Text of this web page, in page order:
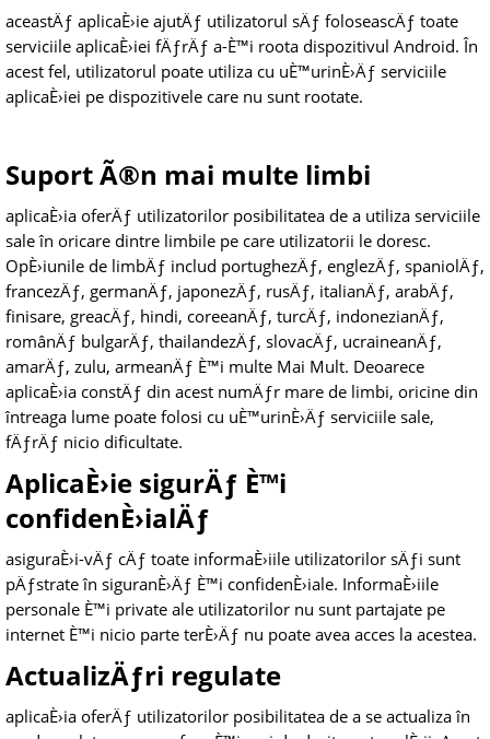
aceastÄƒ aplicaÈ›ie ajutÄƒ utilizatorul sÄƒ foloseascÄƒ toate
serviciile aplicaÈ›iei fÄƒrÄƒ a-È™i roota dispozitivul Android. În
acest fel, utilizatorul poate utiliza cu uÈ™urinÈ›Äƒ serviciile
aplicaÈ›iei pe dispozitivele care nu sunt rootate.
Suport Ã®n mai multe limbi
aplicaÈ›ia oferÄƒ utilizatorilor posibilitatea de a utiliza serviciile
sale în oricare dintre limbile pe care utilizatorii le doresc.
OpÈ›iunile de limbÄƒ includ portughezÄƒ, englezÄƒ, spaniolÄƒ,
francezÄƒ, germanÄƒ, japonezÄƒ, rusÄƒ, italianÄƒ, arabÄƒ,
finisare, greacÄƒ, hindi, coreeanÄƒ, turcÄƒ, indonezianÄƒ,
românÄƒ bulgarÄƒ, thailandezÄƒ, slovacÄƒ, ucraineanÄƒ,
amarÄƒ, zulu, armeanÄƒ È™i multe Mai Mult. Deoarece
aplicaÈ›ia constÄƒ din acest numÄƒr mare de limbi, oricine din
întreaga lume poate folosi cu uÈ™urinÈ›Äƒ serviciile sale,
fÄƒrÄƒ nicio dificultate.
AplicaÈ›ie sigurÄƒ È™i
confidenÈ›ialÄƒ
asiguraÈ›i-vÄƒ cÄƒ toate informaÈ›iile utilizatorilor sÄƒi sunt
pÄƒstrate în siguranÈ›Äƒ È™i confidenÈ›iale. InformaÈ›iile
personale È™i private ale utilizatorilor nu sunt partajate pe
internet È™i nicio parte terÈ›Äƒ nu poate avea acces la acestea.
ActualizÄƒri regulate
aplicaÈ›ia oferÄƒ utilizatorilor posibilitatea de a se actualiza în